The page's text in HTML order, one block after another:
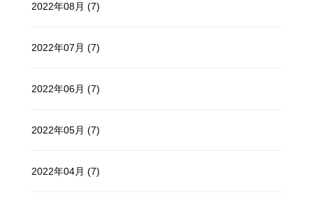
2022年08月 (7)
2022年07月 (7)
2022年06月 (7)
2022年05月 (7)
2022年04月 (7)